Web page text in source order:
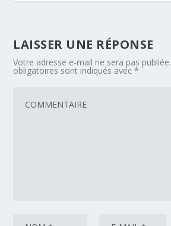
LAISSER UNE RÉPONSE
Votre adresse e-mail ne sera pas publiée.
obligatoires sont indiqués avec*